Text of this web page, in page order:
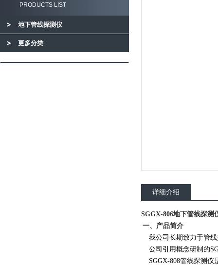
PRODUCTS LIST
地下管线探测仪
更多分类
详细介绍
SGGX-806地下管线探测
一、产品简介
我公司长期致力于管线
公司引用概念研制的
SGGX-808管线探测仪